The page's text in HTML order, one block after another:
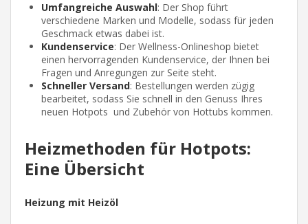
Umfangreiche Auswahl: Der Shop führt
verschiedene Marken und Modelle, sodass für jeden
Geschmack etwas dabei ist.
Kundenservice: Der Wellness-Onlineshop bietet
einen hervorragenden Kundenservice, der Ihnen bei
Fragen und Anregungen zur Seite steht.
Schneller Versand: Bestellungen werden zügig
bearbeitet, sodass Sie schnell in den Genuss Ihres
neuen Hotpots und Zubehör von Hottubs kommen.
Heizmethoden für Hotpots:
Eine Übersicht
Heizung mit Heizöl